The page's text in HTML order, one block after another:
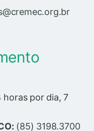
horas por dia, 7
(85) 3198.3700